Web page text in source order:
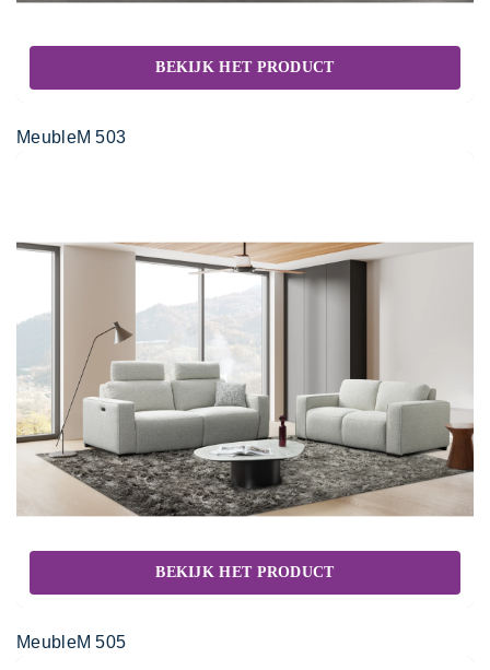
BEKIJK HET PRODUCT
MeubleM 503
BEKIJK HET PRODUCT
MeubleM 505